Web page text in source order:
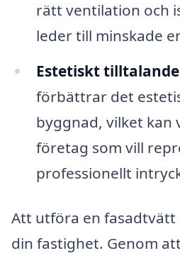
rätt ventilation och
leder till minskade
Estetiskt
förbättrar det
byggnad, vilket kan
företag som vill
professionellt
Att utföra en fasadtvätt
din fastighet. Genom